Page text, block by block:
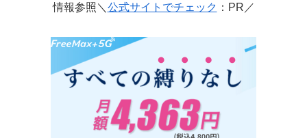
情報参照＼ 公式サイトでチェック ：PR／